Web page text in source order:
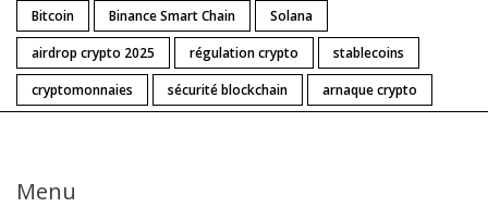
Bitcoin
Binance Smart Chain
Solana
airdrop crypto 2025
régulation crypto
stablecoins
cryptomonnaies
sécurité blockchain arnaque crypto
Menu